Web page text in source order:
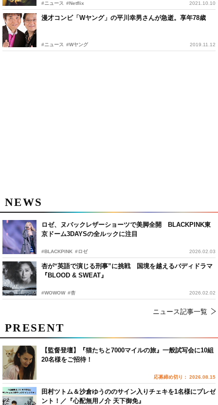
#ニュース #Netflix 2021.10.10
漫才コンビ「Wヤング」の平川幸男さんが急逝。享年78歳
#ニュース #Wヤング 2019.11.12
NEWS
ロゼ、ヌバックレザーショーツで美脚全開 BLACKPINK東
京ドーム3DAYSの全ルックに注目
#BLACKPINK #ロゼ 2026.02.03
杏が“英語で演じる刑事”に挑戦 国境を越えるバディドラマ
『BLOOD & SWEAT』
#WOWOW #杏 2026.02.02
ニュース記事一覧
PRESENT
【監督登壇】『猫たちと7000マイルの旅』一般試写会に10組
20名様をご招待！
応募締め切り： 2026.08.15
田村ツトム＆沙倉ゆうののサイン入りチェキを1名様にプレゼ
ント！／『心配無用ノ介 天下御免』